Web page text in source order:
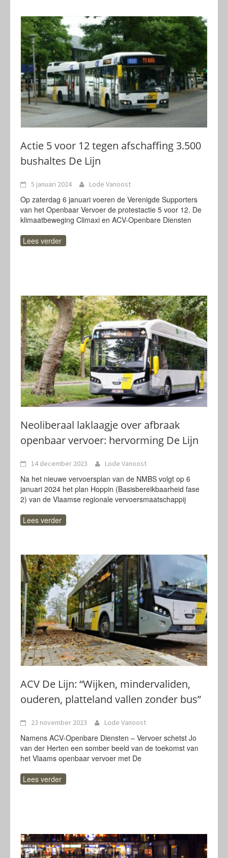
Actie 5 voor 12 tegen afschaffing 3.500
bushaltes De Lijn
5 januari 2024 Lode Vanoost
Op zaterdag 6 januari voeren de Verenigde Supporters
van het Openbaar Vervoer de protestactie 5 voor 12. De
klimaatbeweging Climaxi en ACV-Openbare Diensten
Lees verder
Neoliberaal laklaagje over afbraak
openbaar vervoer: hervorming De Lijn
14 december 2023 Lode Vanoost
Na het nieuwe vervoersplan van de NMBS volgt op 6
januari 2024 het plan Hoppin (Basisbereikbaarheid fase
2) van de Vlaamse regionale vervoersmaatschappij
Lees verder
ACV De Lijn: “Wijken, mindervaliden,
ouderen, platteland vallen zonder bus”
23 november 2023 Lode Vanoost
Namens ACV-Openbare Diensten – Vervoer schetst Jo
van der Herten een somber beeld van de toekomst van
het Vlaams openbaar vervoer met De
Lees verder